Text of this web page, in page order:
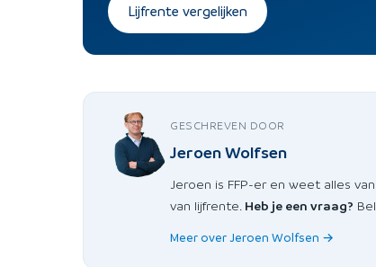
Lijfrente vergelijken
GESCHREVEN DOOR
Jeroen Wolfsen
Jeroen is FFP-er en weet alles
van lijfrente. Heb je een vraag?
Meer over Jeroen Wolfsen →